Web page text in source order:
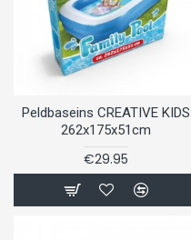
Peldbaseins CREATIVE KIDS
262x175x51cm
€29.95